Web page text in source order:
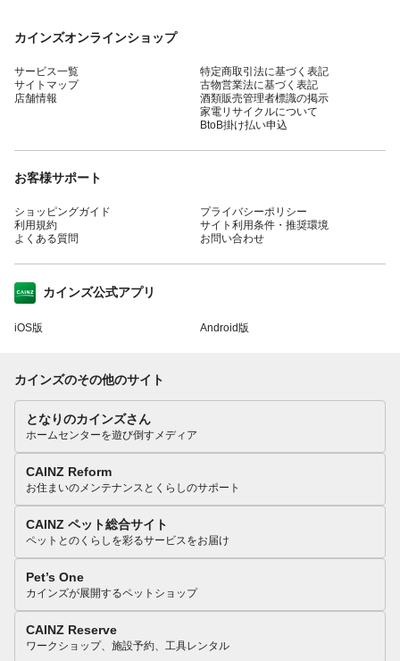
カインズオンラインショップ
サービス一覧
サイトマップ
店舗情報
特定商取引法に基づく表記
古物営業法に基づく表記
酒類販売管理者標識の掲示
家電リサイクルについて
BtoB掛け払い申込
お客様サポート
ショッピングガイド
利用規約
よくある質問
プライバシーポリシー
サイト利用条件・推奨環境
お問い合わせ
カインズ公式アプリ
iOS版 Android版
カインズのその他のサイト
となりのカインズさん
ホームセンターを遊び倒すメディア
CAINZ Reform
お住まいのメンテナンスとくらしのサポート
CAINZ ペット総合サイト
ペットとのくらしを彩るサービスをお届け
Pet’s One
カインズが展開するペットショップ
CAINZ Reserve
ワークショップ、施設予約、工具レンタル